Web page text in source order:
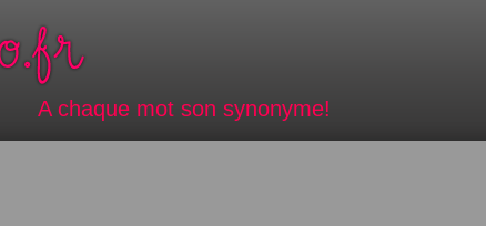
A chaque mot son synonyme!